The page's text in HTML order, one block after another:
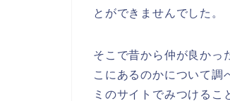
とができませんでした。
そこで昔から仲が良かっ
こにあるのかについて調
ミのサイトでみつけるこ